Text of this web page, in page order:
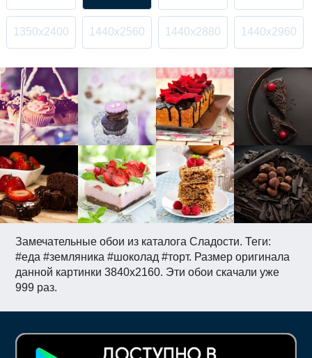
Замечательные обои из каталога Сладости. Теги:
#еда #земляника #шоколад #торт. Размер оригинала
данной картинки 3840x2160. Эти обои скачали уже
999 раз.
1350x2400 1440x2560 1440x2880 1440x2960